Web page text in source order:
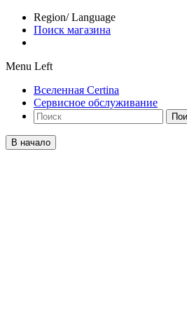
Region/ Language
Поиск магазина
Menu Left
Вселенная Certina
Сервисное обслуживание
В начало